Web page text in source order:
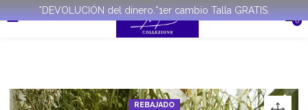
*DEVOLUCIÓN del dinero.*1er cambio Talla GRATIS.
0
REBAJADO